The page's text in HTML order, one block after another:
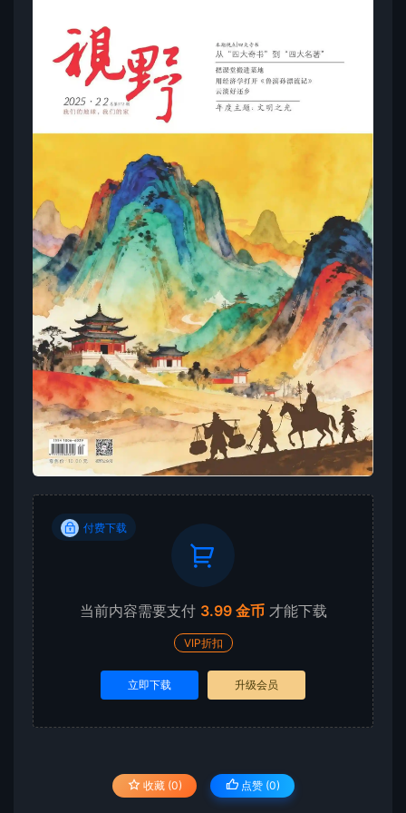
付费下载
当前内容需要支付 3.99 金币 才能下载
VIP折扣
立即下载 升级会员
收藏 (0) 点赞 (0)